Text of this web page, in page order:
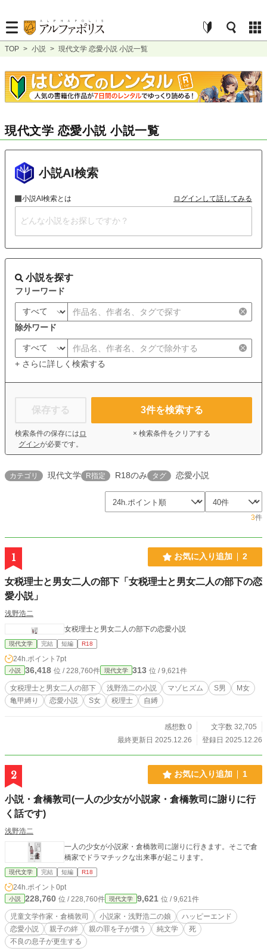
TOP > 小説 > 現代文学 恋愛小説 小説一覧
現代文学 恋愛小説 小説一覧
小説AI検索
小説AI検索とは ログインして話してみる
小説を探す
フリーワード
除外ワード
+ さらに詳しく検索する
保存する
検索条件の保存には ロ
グインが必要です。
3件を検索する
× 検索条件をクリアする
カテゴリ 現代文学 R指定 R18のみ タグ 恋愛小説
3件
1 お気に入り追加 2
女税理士と男女二人の部下「女税理士と男女二人の部下の恋
愛小説」
浅野浩二
女税理士と男女二人の部下の恋愛小説
現代文学 完結 短編 R18
24h.ポイント 7pt
小説 36,418 位 / 228,760件 現代文学 313 位 / 9,621件
女税理士と男女二人の部下 浅野浩二の小説 マゾヒズム S男
М女
亀甲縛り
恋愛小説 S女 税理士 自縛
感想数 0
文字数 32,705
最終更新日 2025.12.26
登録日 2025.12.26
2 お気に入り追加 1
小説・倉橋敦司(一人の少女が小説家・倉橋敦司に謝りに行
く話です)
浅野浩二
一人の少女が小説家・倉橋敦司に謝りに行きます。そこで倉
橋家でドラマチックな出来事が起こります。
現代文学 完結 短編 R18
24h.ポイント 0pt
小説 228,760 位 / 228,760件 現代文学 9,621 位 / 9,621件
児童文学作家・倉橋敦司 小説家・浅野浩二の娘
ハッピーエンド
恋愛小説
親子の絆 親の罪を子が償う 純文学
死
不良の息子が更生する